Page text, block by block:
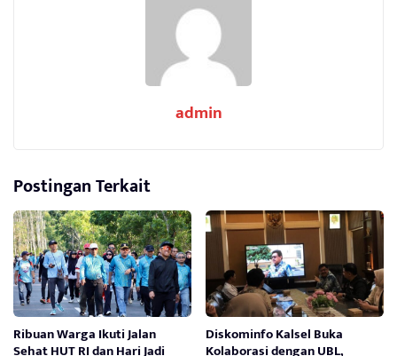
admin
Postingan Terkait
Ribuan Warga Ikuti Jalan
Sehat HUT RI dan Hari Jadi
Diskominfo Kalsel Buka
Kolaborasi dengan UBL,